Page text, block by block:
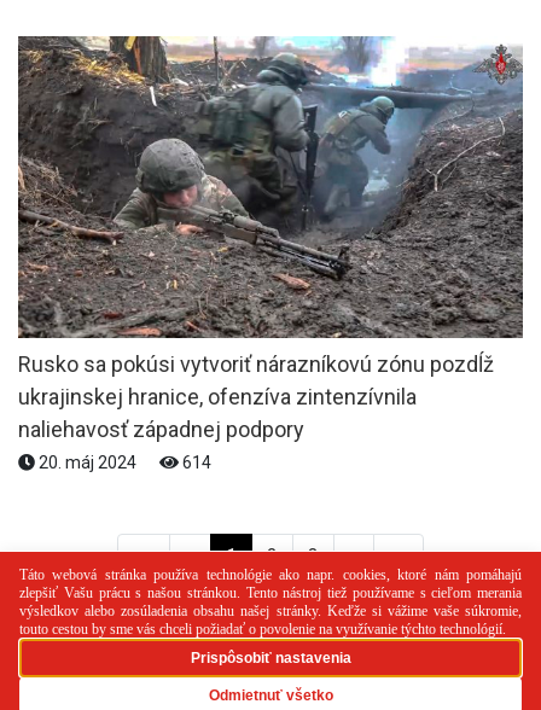
Rusko sa pokúsi vytvoriť nárazníkovú zónu pozdĺž
ukrajinskej hranice, ofenzíva zintenzívnila
naliehavosť západnej podpory
20. máj 2024 614
<< < 1 2 3 > >>